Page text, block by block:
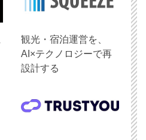
観光・宿泊運営を、
AI×テクノロジーで再
設計する